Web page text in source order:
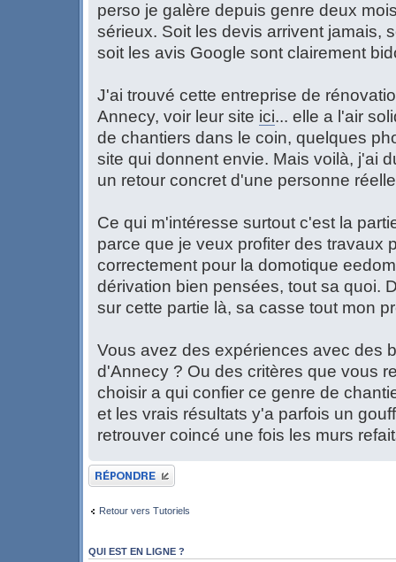
perso je galère depuis genre deux
sérieux. Soit les devis arrivent jamais,
soit les avis Google sont clairement
J'ai trouvé cette entreprise de
Annecy, voir leur site ici... elle a l'air
de chantiers dans le coin, quelques
site qui donnent envie. Mais voilà, j'ai
un retour concret d'une personne
Ce qui m'intéresse surtout c'est la
parce que je veux profiter des travaux
correctement pour la domotique
dérivation bien pensées, tout sa quoi.
sur cette partie là, sa casse tout mon
Vous avez des expériences avec des
d'Annecy ? Ou des critères que vous
choisir a qui confier ce genre de
et les vrais résultats y'a parfois un
retrouver coincé une fois les murs
Publier une réponse
Retour vers Tutoriels
QUI EST EN LIGNE ?